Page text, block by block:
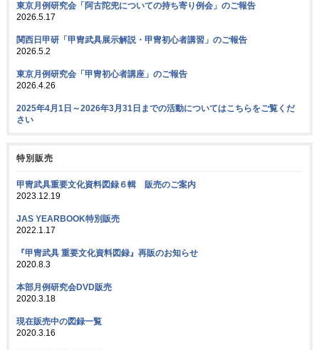
東京月例研究会「阿古陀兜についての持ち寄り例会」のご報告
2026.5.17
関西日甲研「甲冑武具展示解説・甲冑初心者講習」のご報告
2026.5.2
東京月例研究会「甲冑初心者講座」のご報告
2026.4.26
2025年4月1日～2026年3月31日までの活動についてはこちらをご覧くだ
さい
特別販売
甲冑武具重要文化資料図録６輯 販売のご案内
2023.12.19
JAS YEARBOOK特別販売
2022.1.17
『甲冑武具 重要文化資料図録』再販のお知らせ
2020.8.3
本部月例研究会DVD販売
2020.3.18
現在販売中の図録一覧
2020.3.16